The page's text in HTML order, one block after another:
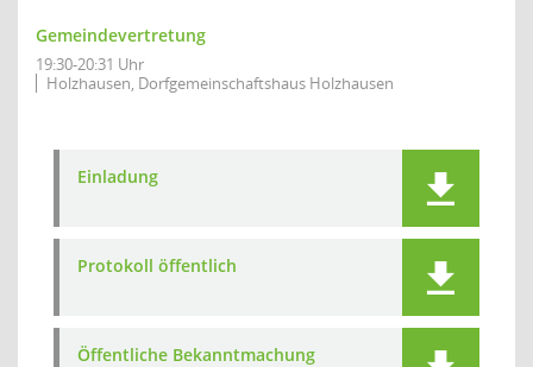
Gemeindevertretung
19:30-20:31 Uhr
Holzhausen, Dorfgemeinschaftshaus Holzhausen
Einladung
Protokoll öffentlich
Öffentliche Bekanntmachung